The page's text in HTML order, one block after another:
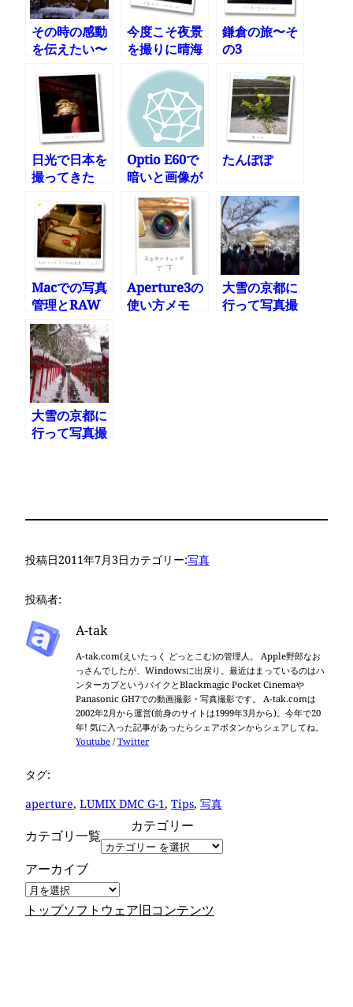
その時の感動
を伝えたい〜
トーンカーブ
で写真の一部
を鮮やかにし
てやる
今度こそ夜景
を撮りに晴海
埠頭へ
鎌倉の旅〜そ
の3
日光で日本を
撮ってきた
Optio E60で
暗いと画像が
荒れる理由
たんぽぽ
Macでの写真
管理とRAW
現像は
Aperture3に
しようかな
Aperture3の
使い方メモ
大雪の京都に
行って写真撮
大雪の京都に
行って写真撮
投稿日2011年7月3日カテゴリー:写真
投稿者:
A-tak
A-tak.com(えいたっく どっとこむ)の管理人。 Apple野郎なお
っさんでしたが、Windowsに出戻り。最近はまっているのはハ
ンターカブというバイクとBlackmagic Pocket Cinemaや
Panasonic GH7での動画撮影・写真撮影です。 A-tak.comは
2002年2月から運営(前身のサイトは1999年3月から)。今年で20
年! 気に入った記事があったらシェアボタンからシェアしてね。
Youtube /Twitter
タグ:
aperture, LUMIX DMC G-1 , Tips, 写真
カテゴリ一覧
カテゴリー
アーカイブ
トップソフトウェア旧コンテンツ